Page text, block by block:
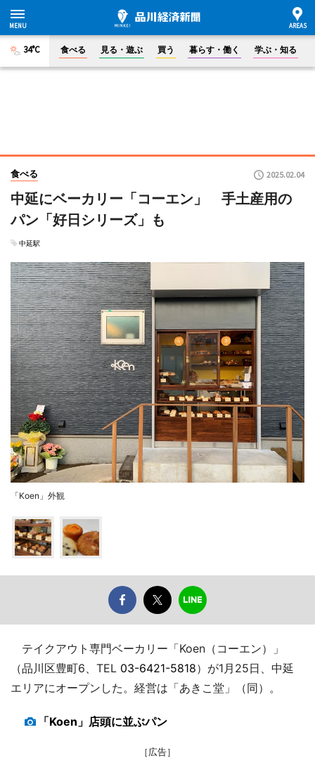
34°C 食べる 見る・遊ぶ 買う 暮らす・働く 学ぶ・知る
食べる 2025.02.04
中延にベーカリー「コーエン」 手土産用の
パン「好日シリーズ」も
中延駅
「Koen」外観
テイクアウト専門ベーカリー「Koen（コーエン）」
（品川区豊町6、TEL 03-6421-5818）が1月25日、中延
エリアにオープンした。経営は「あきこ堂」（同）。
「Koen」店頭に並ぶパン
［広告］